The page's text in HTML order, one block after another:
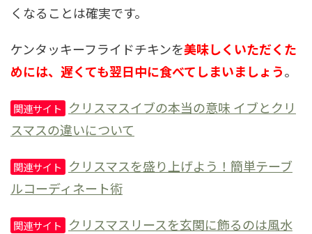
くなることは確実です。
ケンタッキーフライドチキンを美味しくいただくた
めには、遅くても翌日中に食べてしまいましょう。
関連サイト
クリスマスイブの本当の意味 イブとクリ
スマスの違いについて
関連サイト
クリスマスを盛り上げよう！簡単テーブ
ルコーディネート術
関連サイト
クリスマスリースを玄関に飾るのは風水